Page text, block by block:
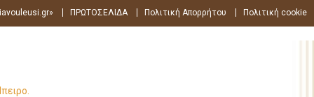
ΠΡΩΤΟΣΕΛΙΔΑ Πολιτική Απορρήτου Πολιτική cookie